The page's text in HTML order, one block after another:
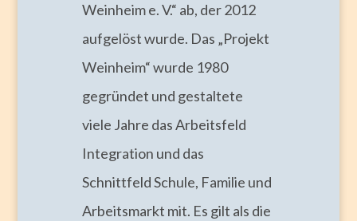
Weinheim e. V.“ ab, der 2012
aufgelöst wurde. Das „Projekt
Weinheim“ wurde 1980
gegründet und gestaltete
viele Jahre das Arbeitsfeld
Integration und das
Schnittfeld Schule, Familie und
Arbeitsmarkt mit. Es gilt als die